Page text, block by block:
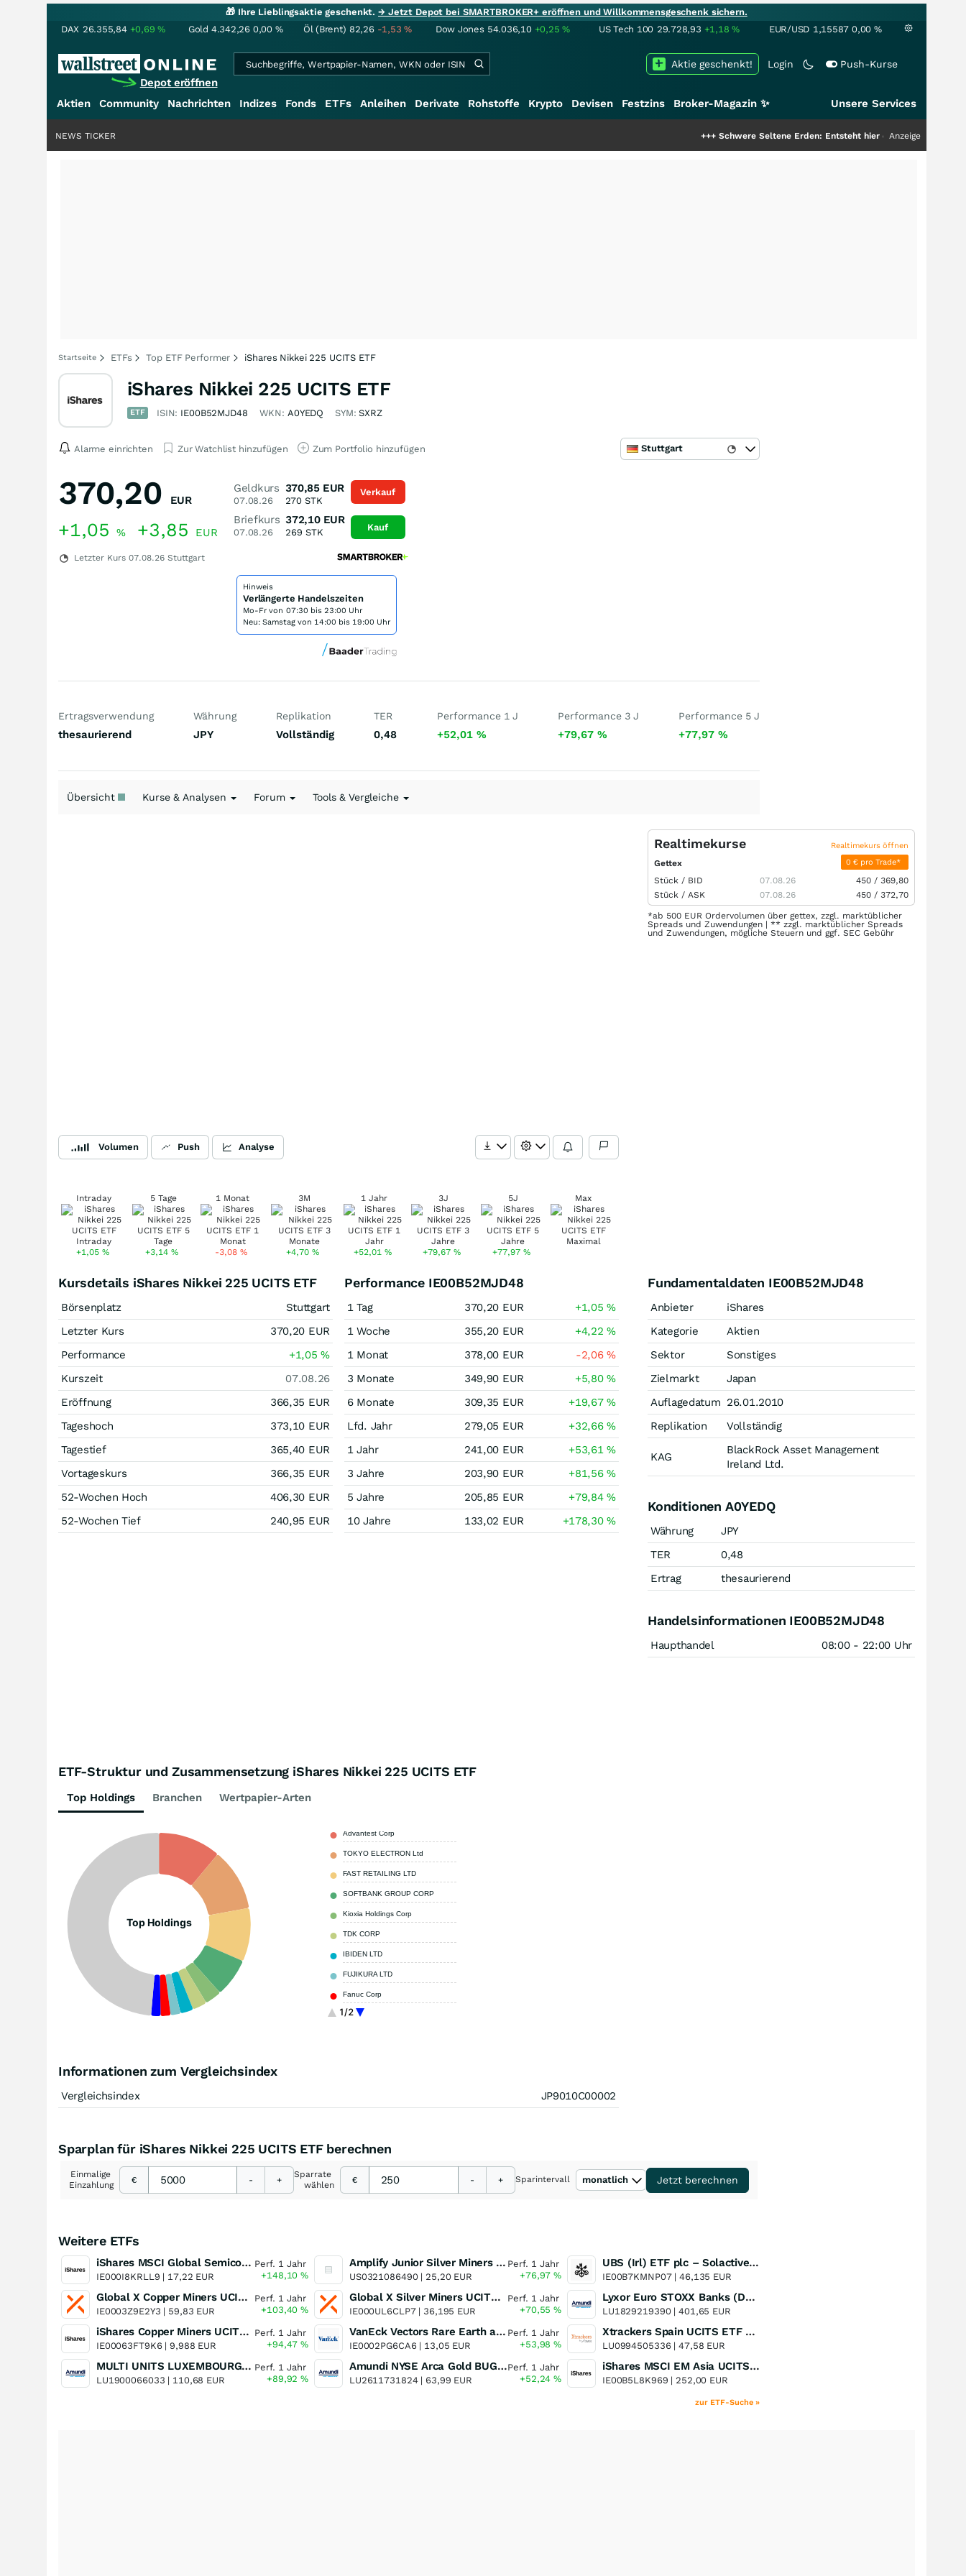
🎁 Ihre Lieblingsaktie geschenkt.→ Jetzt Depot bei SMARTBROKER+ eröffnen und Willkommensgeschenk sichern.
DAX 26.355,84 +0,69% Gold 4.342,26 0,00 % Öl (Brent) 82,26 -1,53% Dow Jones 54.036,10 +0,25% US Tech 100 29.728,93 +1,18% EUR/USD 1,15587 0,00 %
Depot eröffnen
Login Push-Kurse
Aktie geschenkt!
Aktien Community Nachrichten Indizes Fonds ETFs Anleihen Derivate Rohstoffe Krypto Devisen Festzins Broker-Magazin ✨ Unsere Services
Schwere Seltene Erden: Entsteht hier die nächste Milliardenstory?
Anzeige
NEWS TICKER
Startseite ETFs Top ETF Performer iShares Nikkei 225 UCITS ETF
iShares Nikkei 225 UCITS ETF
ETF ISIN: IE00B52MJD48 WKN: A0YEDQ SYM:SXRZ
Alarme einrichten Zur Watchlist hinzufügen Zum Portfolio hinzufügen Stuttgart
370,20 EUR
+1,05 % +3,85 EUR
Letzter Kurs 07.08.26 Stuttgart
Geldkurs
07.08.26
370,85 EUR
270 STK
Briefkurs
07.08.26
372,10 EUR
269 STK
Verkauf
Kauf
Hinweis
Verlängerte Handelszeiten
Mo-Fr von 07:30 bis 23:00 Uhr
Neu: Samstag von 14:00 bis 19:00 Uhr
Ertragsverwendung
thesaurierend
Währung
JPY
Replikation
Vollständig
TER
0,48
Performance 1 J
+52,01 %
Performance 3 J
+79,67 %
Performance 5 J
+77,97 %
Übersicht Kurse & Analysen Forum Tools & Vergleiche
Volumen Push Analyse
Intraday
+1,05 %
5 Tage
+3,14%
1 Monat
-3,08%
3M
+4,70%
1 Jahr
+52,01%
3J
+79,67%
5J
+77,97%
Max
Realtimekurse Realtimekurs öffnen
Gettex 0 € pro Trade*
Stück / BID 07.08.26 450 / 369,80
Stück / ASK 07.08.26 450 / 372,70
*ab 500 EUR Ordervolumen über gettex, zzgl. marktüblicher
Spreads und Zuwendungen | ** zzgl. marktüblicher Spreads
und Zuwendungen, mögliche Steuern und ggf. SEC Gebühr
Kursdetails iShares Nikkei 225 UCITS ETF
Börsenplatz
Stuttgart
Letzter Kurs
370,20 EUR
Performance
+1,05%
Kurszeit
07.08.26
Eröffnung
366,35 EUR
Tageshoch
373,10 EUR
Tagestief
365,40 EUR
Vortageskurs
366,35 EUR
52-Wochen Hoch
406,30 EUR
52-Wochen Tief
240,95 EUR
Performance IE00B52MJD48
1 Tag 370,20 EUR +1,05%
1 Woche
355,20 EUR +4,22%
1 Monat
378,00 EUR -2,06%
3 Monate
349,90 EUR +5,80%
6 Monate
309,35 EUR +19,67%
Lfd. Jahr
279,05 EUR +32,66%
1 Jahr
241,00 EUR +53,61%
3 Jahre
203,90 EUR +81,56%
5 Jahre
205,85 EUR +79,84%
10 Jahre
133,02 EUR +178,30%
ETF-Struktur und Zusammensetzung iShares Nikkei 225 UCITS ETF
Top Holdings Branchen Wertpapier-Arten
Top Holdings
1/2
Advantest Corp
TOKYO ELECTRON Ltd
FAST RETAILING LTD
SOFTBANK GROUP CORP
Kioxia Holdings Corp
TDK CORP
IBIDEN LTD
FUJIKURA LTD
Fanuc Corp
SHIN ETSU CHEMICAL LTD
Informationen zum Vergleichsindex
Vergleichsindex JP9010C00002
Fundamentaldaten IE00B52MJD48
Anbieter
iShares
Kategorie
Aktien
Sektor
Sonstiges
Zielmarkt
Japan
Auflagedatum 26.01.2010
Replikation
Vollständig
KAG
BlackRock Asset Management
Ireland Ltd.
Konditionen A0YEDQ
Währung
JPY
TER
0,48
Ertrag
thesaurierend
Handelsinformationen IE00B52MJD48
Haupthandel 08:00 - 22:00 Uhr
Sparplan für iShares Nikkei 225 UCITS ETF berechnen
Einmalige
Einzahlung
€ - +
Sparrate
wählen
€ - + Sparintervall monatlich Jetzt berechnen
Weitere ETFs
iShares MSCI Global Semiconductors UCITS ETF USD (Acc)
IE000I8KRLL9 | 17,22 EUR
Perf. 1 Jahr
+148,10%
Global X Copper Miners UCITS ETF USD Acc
IE0003Z9E2Y3 | 59,83 EUR
Perf. 1 Jahr
+103,40%
iShares Copper Miners UCITS ETF
IE00063FT9K6 |9,988 EUR
Perf. 1 Jahr
+94,47%
MULTI UNITS LUXEMBOURG - Lyxor MSCI Semiconductors ESG Filtered
LU1900066033 | 110,68 EUR
Perf. 1 Jahr
+89,92%
Amplify Junior Silver Miners ETF Junior Silver Miners ETF
US0321086490 | 25,20 EUR
Perf. 1 Jahr
+76,97%
Global X Silver Miners UCITS ETF
IE000UL6CLP7 | 36,195 EUR
Perf. 1 Jahr
+70,55%
VanEck Vectors Rare Earth and Strategic Metals UCITS ETF
IE0002PG6CA6 | 13,05 EUR
Perf. 1 Jahr
+53,98%
Amundi NYSE Arca Gold BUGS UCITS ETF Dist
LU2611731824 | 63,99 EUR
Perf. 1 Jahr
+52,24%
UBS (Irl) ETF plc – Solactive Global Pure Gold Miners UCITS ETF - A Dis USD o.N.
IE00B7KMNP07 |46,135 EUR
Lyxor Euro STOXX Banks (DR) UCITS ETF- Acc
LU1829219390 |401,65 EUR
Xtrackers Spain UCITS ETF Distribution
LU0994505336 |47,58 EUR
iShares MSCI EM Asia UCITS ETF
IE00B5L8K969 | 252,00 EUR
zur ETF-Suche »